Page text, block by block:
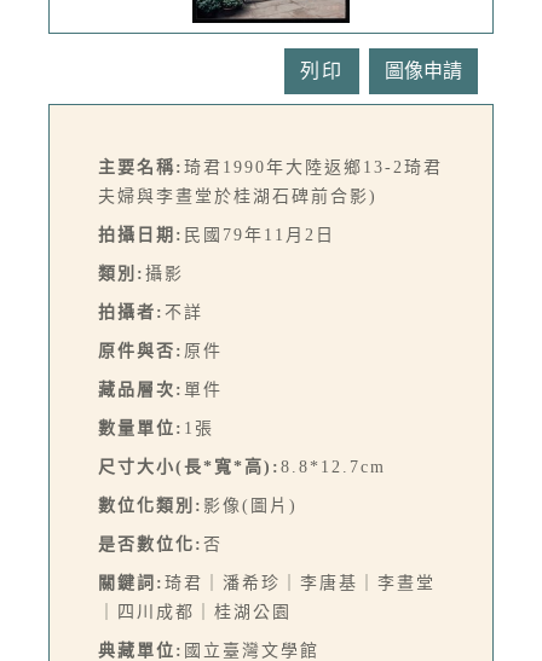
列印
主要名稱: 琦君1990年大陸返鄉13-2琦君
夫婦與李晝堂於桂湖石碑前合影)
拍攝日期: 民國79年11月2日
類別: 攝影
拍攝者: 不詳
原件與否: 原件
藏品層次: 單件
數量單位: 1張
尺寸大小(長*寬*高): 8.8*12.7cm
數位化類別: 影像(圖片)
是否數位化: 否
關鍵詞: 琦君｜潘希珍｜李唐基｜李晝堂
｜四川成都｜桂湖公園
典藏單位: 國立臺灣文學館